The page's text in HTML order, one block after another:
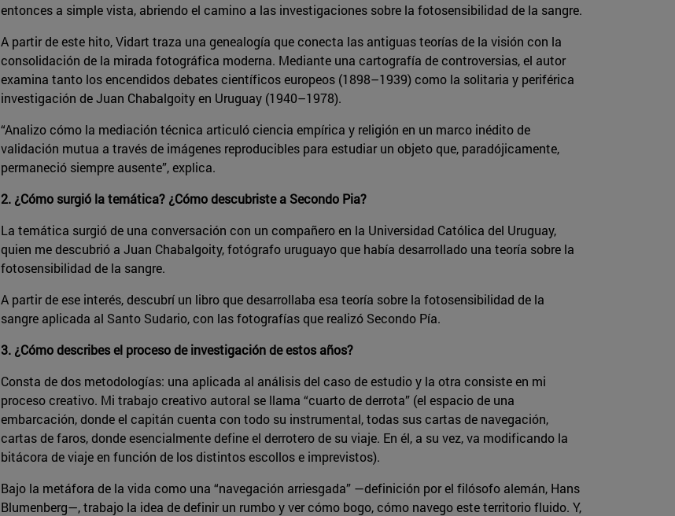
entonces a simple vista, abriendo el camino a las investigaciones sobre la fotosensibilidad de la sangre.
A partir de este hito, Vidart traza una genealogía que conecta las antiguas teorías de la visión con la
consolidación de la mirada fotográfica moderna. Mediante una cartografía de controversias, el autor
examina tanto los encendidos debates científicos europeos (1898–1939) como la solitaria y periférica
investigación de Juan Chabalgoity en Uruguay (1940–1978).
“Analizo cómo la mediación técnica articuló ciencia empírica y religión en un marco inédito de
validación mutua a través de imágenes reproducibles para estudiar un objeto que, paradójicamente,
permaneció siempre ausente”, explica.
2. ¿Cómo surgió la temática? ¿Cómo descubriste a Secondo Pia?
La temática surgió de una conversación con un compañero en la Universidad Católica del Uruguay,
quien me descubrió a Juan Chabalgoity, fotógrafo uruguayo que había desarrollado una teoría sobre la
fotosensibilidad de la sangre.
A partir de ese interés, descubrí un libro que desarrollaba esa teoría sobre la fotosensibilidad de la
sangre aplicada al Santo Sudario, con las fotografías que realizó Secondo Pía.
3. ¿Cómo describes el proceso de investigación de estos años?
Consta de dos metodologías: una aplicada al análisis del caso de estudio y la otra consiste en mi
proceso creativo. Mi trabajo creativo autoral se llama “cuarto de derrota” (el espacio de una
embarcación, donde el capitán cuenta con todo su instrumental, todas sus cartas de navegación,
cartas de faros, donde esencialmente define el derrotero de su viaje. En él, a su vez, va modificando la
bitácora de viaje en función de los distintos escollos e imprevistos).
Bajo la metáfora de la vida como una “navegación arriesgada” —definición por el filósofo alemán, Hans
Blumenberg—, trabajo la idea de definir un rumbo y ver cómo bogo, cómo navego este territorio fluido. Y,